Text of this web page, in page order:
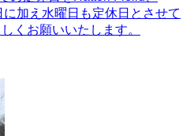
加え水曜日も定休日とさせて
くお願いいたします。